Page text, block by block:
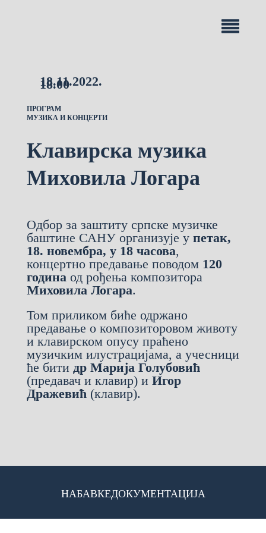
18.11.2022.
18.00
ПРОГРАМ
МУЗИКА И КОНЦЕРТИ
Клавирска музика
Миховила Логара
Одбор за заштиту српске музичке
баштине САНУ организује у петак,
18. новембра, у 18 часова,
концертно предавање поводом 120
годинаод рођења композитора
Миховила Логара.
Том приликом биће одржано
предавање о композиторовом животу
и клавирском опусу праћено
музичким илустрацијама, а учесници
ће бити др Марија Голубовић
(предавач и клавир) и Игор
Дражевић(клавир).
НАБАВКЕДОКУМЕНТАЦИЈА